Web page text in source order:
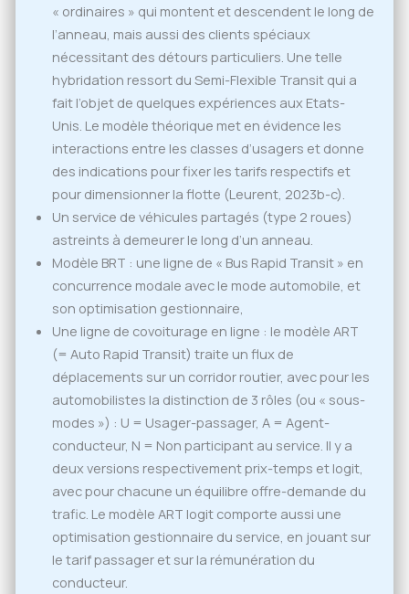
« ordinaires » qui montent et descendent le long de
l’anneau, mais aussi des clients spéciaux
nécessitant des détours particuliers. Une telle
hybridation ressort du Semi-Flexible Transit qui a
fait l’objet de quelques expériences aux Etats-
Unis. Le modèle théorique met en évidence les
interactions entre les classes d’usagers et donne
des indications pour fixer les tarifs respectifs et
pour dimensionner la flotte (Leurent, 2023b-c).
Un service de véhicules partagés (type 2 roues)
astreints à demeurer le long d’un anneau.
Modèle BRT : une ligne de « Bus Rapid Transit » en
concurrence modale avec le mode automobile, et
son optimisation gestionnaire,
Une ligne de covoiturage en ligne : le modèle ART
(= Auto Rapid Transit) traite un flux de
déplacements sur un corridor routier, avec pour les
automobilistes la distinction de 3 rôles (ou « sous-
modes ») : U = Usager-passager, A = Agent-
conducteur, N = Non participant au service. Il y a
deux versions respectivement prix-temps et logit,
avec pour chacune un équilibre offre-demande du
trafic. Le modèle ART logit comporte aussi une
optimisation gestionnaire du service, en jouant sur
le tarif passager et sur la rémunération du
conducteur.